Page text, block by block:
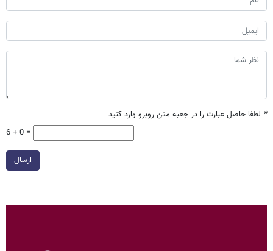
* لطفا حاصل عبارت را در جعبه متن روبرو وارد کنید
6 + 0 =
ارسال